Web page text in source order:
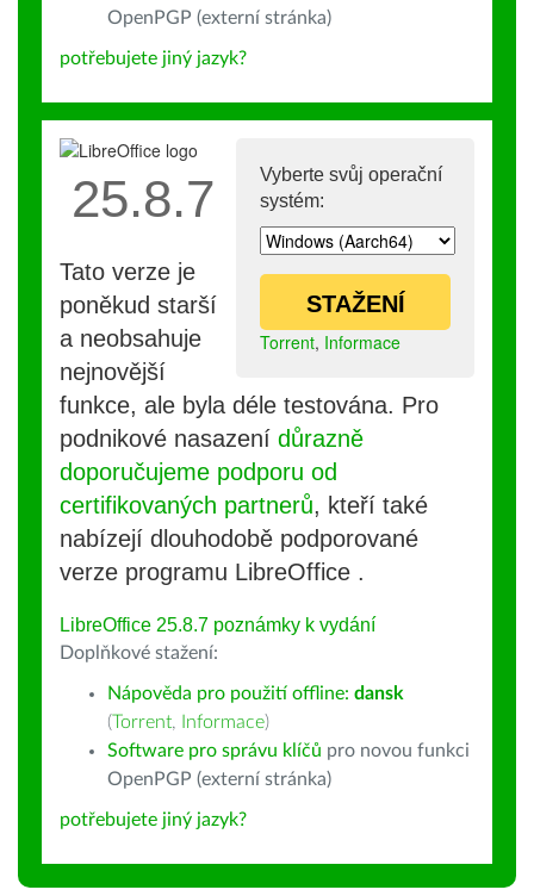
OpenPGP (externí stránka)
potřebujete jiný jazyk?
Vyberte svůj operační
systém:
STAŽENÍ
Torrent, Informace
25.8.7
Tato verze je
poněkud starší
a neobsahuje
nejnovější
funkce, ale byla déle testována. Pro
podnikové nasazení důrazně
doporučujeme podporu od
certifikovaných partnerů, kteří také
nabízejí dlouhodobě podporované
verze programu LibreOffice .
LibreOffice 25.8.7 poznámky k vydání
Doplňkové stažení:
Nápověda pro použití offline: dansk
(Torrent, Informace)
Software pro správu klíčů pro novou funkci
OpenPGP (externí stránka)
potřebujete jiný jazyk?